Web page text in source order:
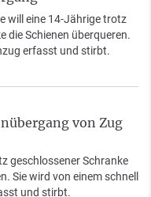
will eine 14-Jährige trotz
die Schienen überqueren.
erfasst und stirbt.
von Zug
geschlossener Schranke
Sie wird von einem schnell
und stirbt.